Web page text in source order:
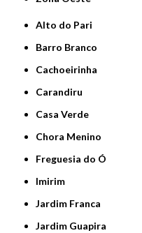
Alto do Pari
Barro Branco
Cachoeirinha
Carandiru
Casa Verde
Chora Menino
Freguesia do Ó
Imirim
Jardim Franca
Jardim Guapira